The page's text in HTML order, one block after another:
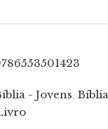
- Jovens,